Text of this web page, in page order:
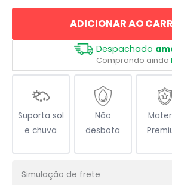
Carreto!
ADICIONAR AO
Despachado
Comprando ainda
Suporta sol
e chuva
Não
desbota
Simulação de frete